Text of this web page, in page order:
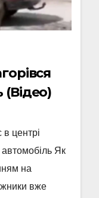
(Відео)
в центрі
Як
на
вже